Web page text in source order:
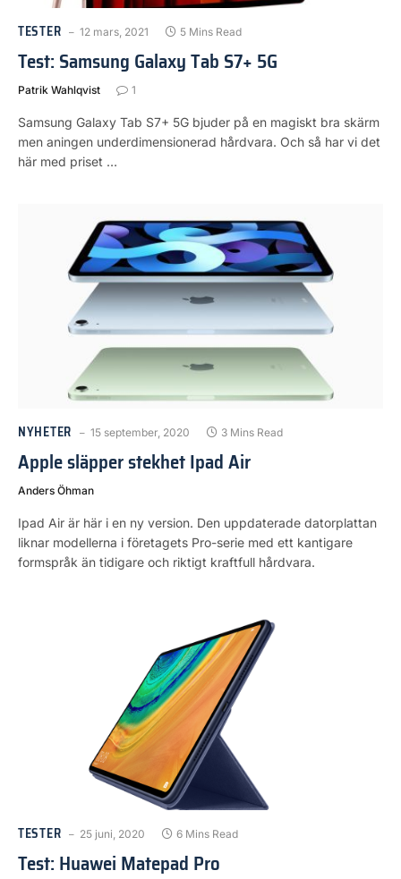
TESTER 12 mars, 2021 5 Mins Read
Test: Samsung Galaxy Tab S7+ 5G
Patrik Wahlqvist 1
Samsung Galaxy Tab S7+ 5G bjuder på en magiskt bra skärm
men aningen underdimensionerad hårdvara. Och så har vi det
här med priset …
NYHETER 15 september, 2020 3 Mins Read
Apple släpper stekhet Ipad Air
Anders Öhman
Ipad Air är här i en ny version. Den uppdaterade datorplattan
liknar modellerna i företagets Pro-serie med ett kantigare
formspråk än tidigare och riktigt kraftfull hårdvara.
TESTER 25 juni, 2020 6 Mins Read
Test: Huawei Matepad Pro